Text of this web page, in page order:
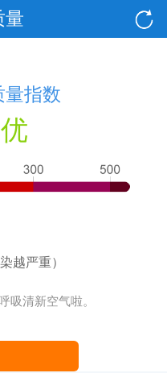
量
量指数
越严重）
吸清新空气啦。